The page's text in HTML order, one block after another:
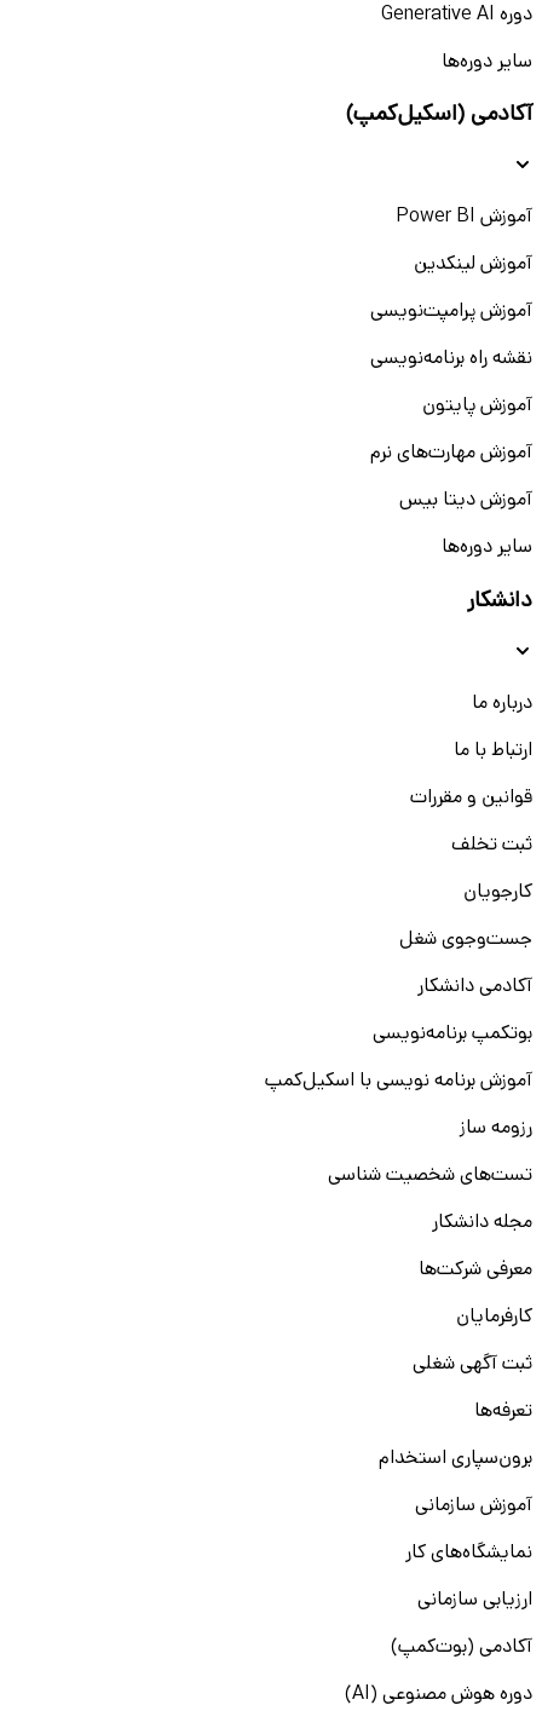
دوره Generative AI
سایر دوره‌ها
آکادمی (اسکیل‌کمپ)
آموزش Power BI
آموزش لینکدین
آموزش پرامپت‌نویسی
نقشه راه برنامه‌نویسی
آموزش پایتون
آموزش مهارت‌های نرم
آموزش دیتا بیس
سایر دوره‌ها
دانشکار
درباره ما
ارتباط با ما
قوانین و مقررات
ثبت تخلف
کارجویان
جست‌و‌جوی شغل
آکادمی دانشکار
بوتکمپ برنامه‌نویسی
آموزش برنامه نویسی با اسکیل‌کمپ
رزومه ساز
تست‌های شخصیت شناسی
مجله دانشکار
معرفی شرکت‌ها
کارفرمایان
ثبت آگهی شغلی
تعرفه‌ها
برون‌سپاری استخدام
آموزش سازمانی
نمایشگاه‌های کار
ارزیابی سازمانی
آکادمی (بوت‌کمپ)
دوره هوش مصنوعی (AI)